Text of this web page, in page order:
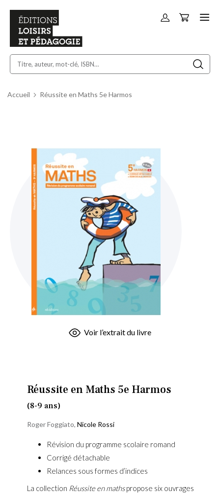
Allez
Panier
Accueil Réussite en Maths 5e Harmos
Réussite en Maths 5e Harmos
(8-9 ans)
Roger Foggiato, Nicole Rossi
Révision du programme scolaire romand
Corrigé détachable
Relances sous formes d’indices
La collection Réussite en mathspropose six ouvrages
the
end
of
the
images
the
images
gallery
Voir l’extrait du livre